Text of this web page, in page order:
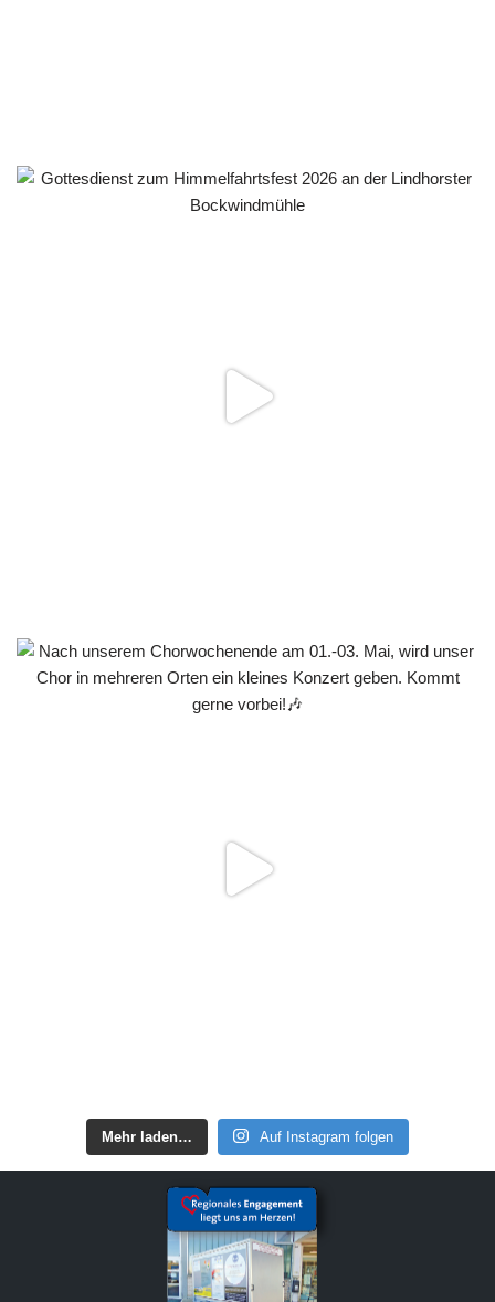
Mehr laden… Auf Instagram folgen